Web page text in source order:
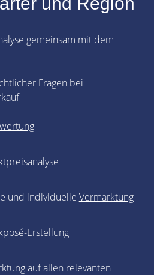
gemeinsam mit dem
Fragen bei
und individuelle Vermarktung
Erstellung
auf allen relevanten